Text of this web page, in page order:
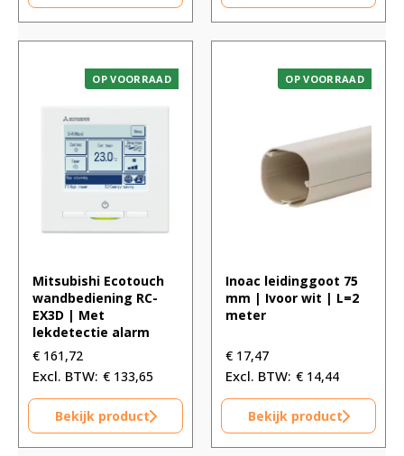
OP VOORRAAD
Mitsubishi Ecotouch
wandbediening RC-
EX3D | Met
lekdetectie alarm
€ 161,72
€ 133,65
Bekijk product
OP VOORRAAD
Inoac leidinggoot 75
mm | Ivoor wit | L=2
meter
€ 17,47
€ 14,44
Bekijk product